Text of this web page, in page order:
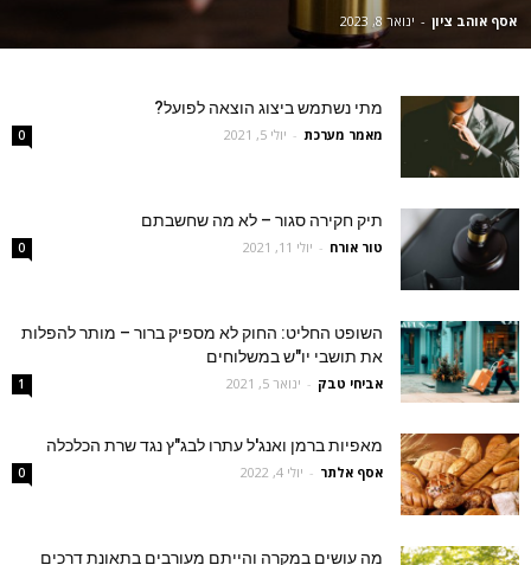
אסף אוהב ציון - ינואר 8, 2023
מתי נשתמש ביצוג הוצאה לפועל?
מאמר מערכת - יולי 5, 2021 0
תיק חקירה סגור – לא מה שחשבתם
טור אורח - יולי 11, 2021 0
השופט החליט: החוק לא מספיק ברור – מותר להפלות
את תושבי יו"ש במשלוחים
אביחי טבק - ינואר 5, 2021 1
מאפיות ברמן ואנג'ל עתרו לבג"ץ נגד שרת הכלכלה
אסף אלתר - יולי 4, 2022 0
מה עושים במקרה והייתם מעורבים בתאונת דרכים